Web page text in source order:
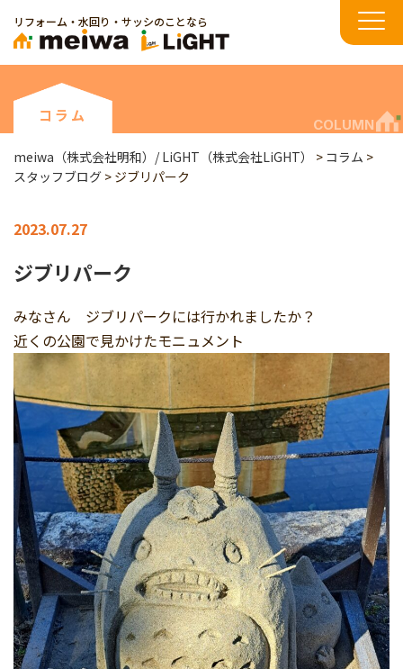
リフォーム・水回り・サッシのことなら
コラム
COLUMN
meiwa（株式会社明和）/ LiGHT（株式会社LiGHT） > コラム >
スタッフブログ > ジブリパーク
2023.07.27
ジブリパーク
みなさん ジブリパークには行かれましたか？
近くの公園で見かけたモニュメント